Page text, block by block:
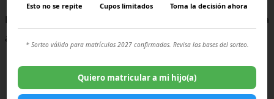
Es una alternativa educativa válida dentro del panorama
actual.
Esto no se repite Cupos limitados Toma la decisión ahora
* Sorteo válido para matrículas 2027 confirmadas. Revisa las bases del sorteo.
Quiero matricular a mi hijo(a)